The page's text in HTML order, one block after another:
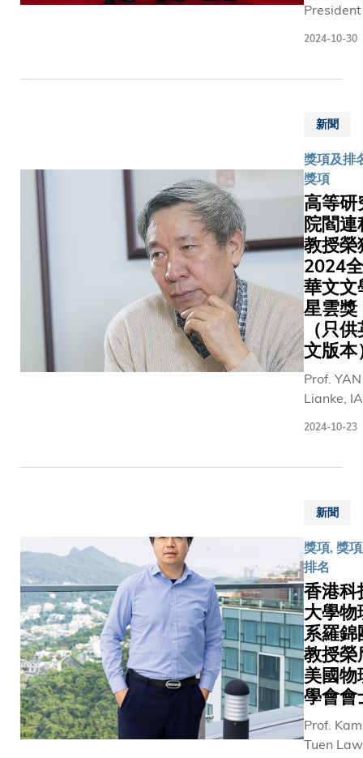
Kwang-
with a
CCF
Overseas
Award
China
Computer
(CCF).
Cheng is
a Chair
Computer
and
of
Science
and
of AI Chip
Center for
Emerging
Smart
Systems
2024-10-30
新聞
獎項及排
獎項
高等研
院閻連
教授榮
2024
華文文
星雲獎
（只
文版本
Prof. YAN
Lianke,
Yun
Chinese
Literary
Prize
Award).
is
for his
to the
2024-10-23
新聞
獎項, 獎
排名
香港科
大學物
系羅錦
教授榮
美國物
學會會
Prof. Kam
Tuen